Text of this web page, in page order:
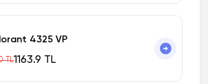
4325 VP
TL1163.9 TL